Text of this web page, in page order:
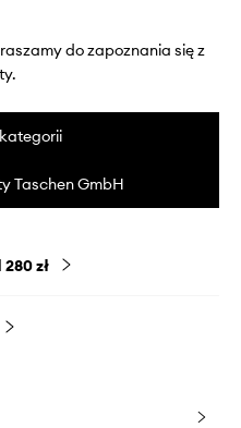
do zapoznania się z
Taschen GmbH
280 zł